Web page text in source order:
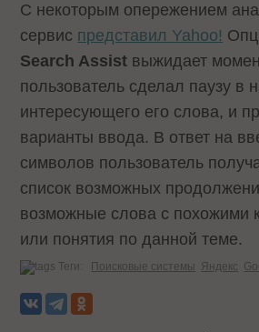
С некоторым опережением
сервис представил Yahoo!
Search Assist выжидает
пользователь сделал паузу в
интересующего его слова, и
варианты ввода. В ответ на
символов пользователь
список возможных
возможные слова с похожими
или понятия по данной теме.
Теги: Поисковые системы Яндекс